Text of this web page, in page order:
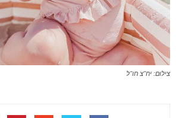
צילום: יח"צ חו"ל